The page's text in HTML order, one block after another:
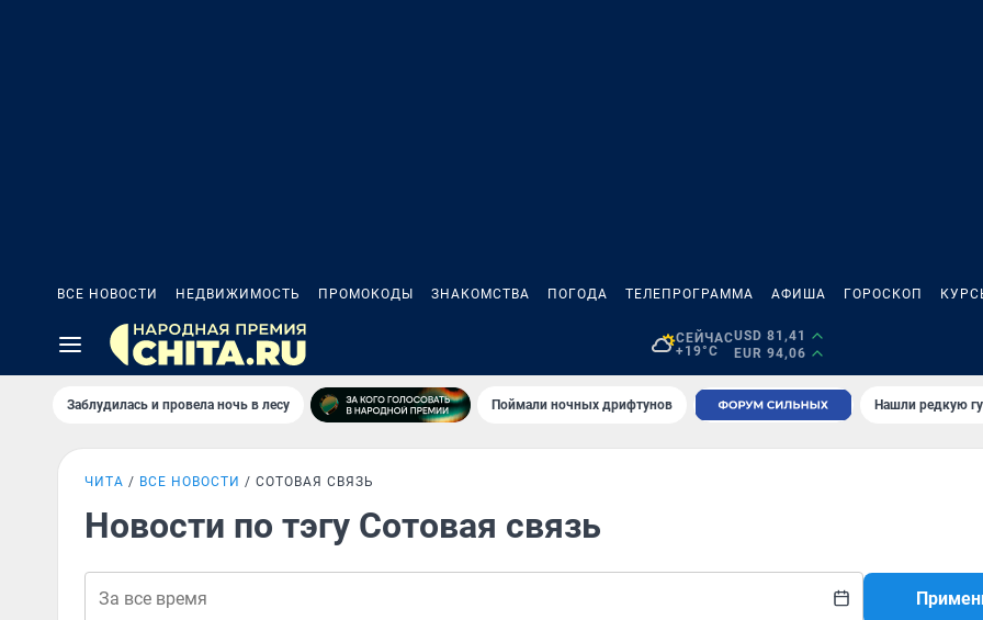
ВСЕ НОВОСТИ НЕДВИЖИМОСТЬ ПРОМОКОДЫ ЗНАКОМСТВА ПОГОДА ТЕЛЕПРОГРАММА АФИША ГОРОСКОП
СЕЙЧАС
+19°C
USD 81,41
EUR 94,06
Заблудилась и провела ночь в лесу Поймали ночных дрифтунов Нашли редкую
ЧИТА ВСЕ НОВОСТИ СОТОВАЯ СВЯЗЬ
Новости по тэгу Сотовая связь